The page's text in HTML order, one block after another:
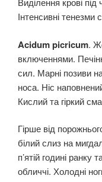
Інтенсивні тенезми
Acidum picricum.
включеннями.
сил. Марні позиви
носа. Ніс
Кислий та гіркий
Гірше від
білий слиз на
п’ятій годині
обличчі. Холодні